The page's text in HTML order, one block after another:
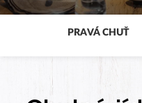
PRAVÁ CHUŤ